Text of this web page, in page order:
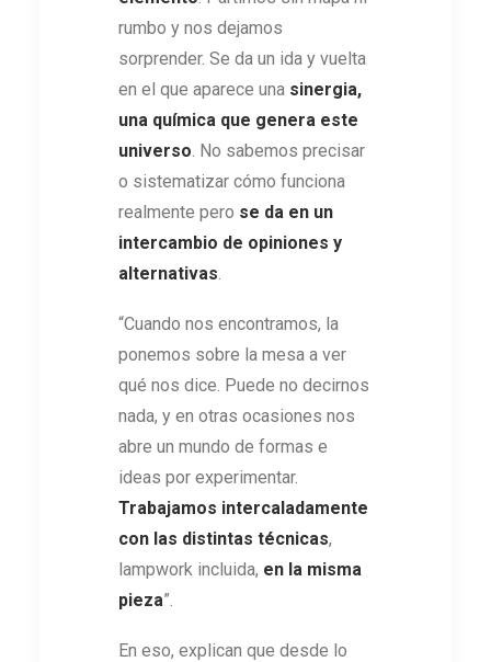
rumbo y nos dejamos
sorprender. Se da un ida y vuelta
en el que aparece una sinergia,
una química que genera este
universo . No sabemos precisar
o sistematizar cómo funciona
realmente pero se da en un
intercambio de opiniones y
alternativas
“Cuando nos encontramos, la
ponemos sobre la mesa a ver
qué nos dice. Puede no decirnos
nada, y en otras ocasiones nos
abre un mundo de formas e
ideas por experimentar.
Trabajamos intercaladamente
con las distintas técnicas,
lampwork incluida, en la misma
pieza”.
En eso, explican que desde lo